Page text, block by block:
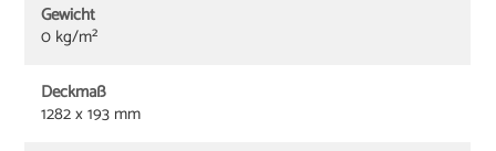
Gewicht
0 kg/m²
Deckmaß
1282 x 193 mm